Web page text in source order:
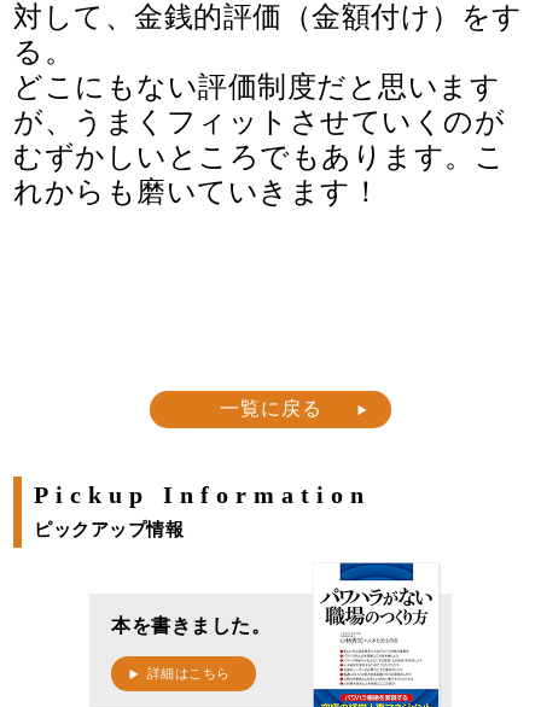
対して、金銭的評価（金額付け）をす
る。
どこにもない評価制度だと思います
が、うまくフィットさせていくのが
むずかしいところでもあります。こ
れからも磨いていきます！
一覧に戻る
Pickup Information
ピックアップ情報
本を書きました。
詳細はこちら